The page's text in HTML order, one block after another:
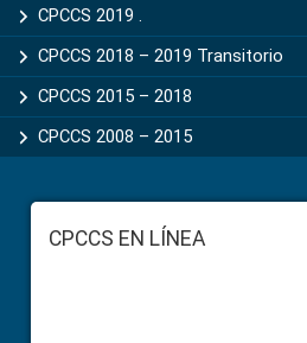
CPCCS 2019 .
CPCCS 2018 – 2019 Transitorio
CPCCS 2015 – 2018
CPCCS 2008 – 2015
FooterCPCCS EN LÍNEA